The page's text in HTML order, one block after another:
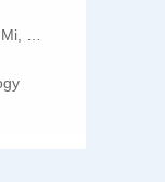
Kai Han, Jinpeng